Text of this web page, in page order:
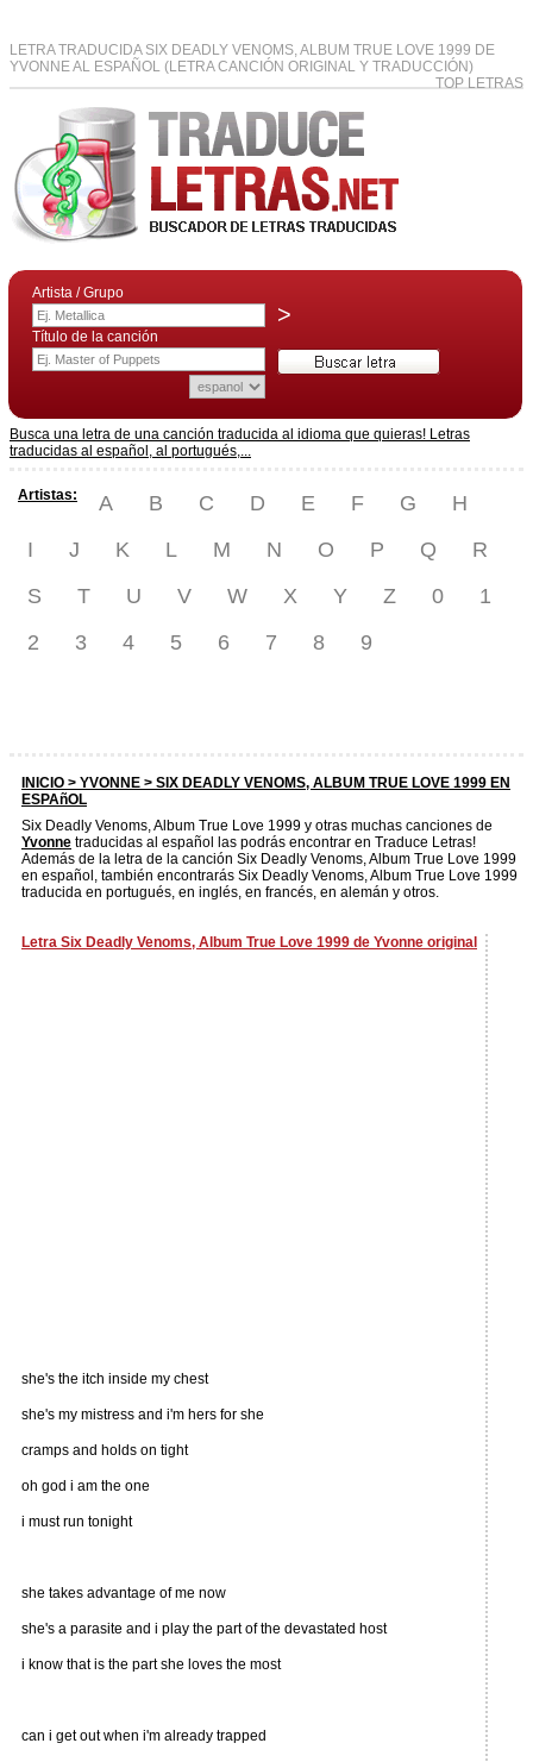
LETRA TRADUCIDA SIX DEADLY VENOMS, ALBUM TRUE LOVE 1999 DE
YVONNE AL ESPAÑOL (LETRA CANCIÓN ORIGINAL Y TRADUCCIÓN)
TOP LETRAS
Artista / Grupo
>
Título de la canción
Busca una letra de una canción traducida al idioma que quieras! Letras
traducidas al español, al portugués,...
Artistas: A B C D E F G
H
I
J K L M N O P Q
R
S
T U V W X Y Z 0
1
2
3 4 5 6 7 8 9
INICIO > YVONNE > SIX DEADLY VENOMS, ALBUM TRUE LOVE 1999 EN
ESPAñOL
Six Deadly Venoms, Album True Love 1999 y otras muchas canciones de
Yvonne traducidas al español las podrás encontrar en Traduce Letras!
Además de la letra de la canción Six Deadly Venoms, Album True Love 1999
en español, también encontrarás Six Deadly Venoms, Album True Love 1999
traducida en portugués, en inglés, en francés, en alemán y otros.
Letra Six Deadly Venoms, Album True Love 1999 de Yvonne original
she's the itch inside my chest
she's my mistress and i'm hers for she
cramps and holds on tight
oh god i am the one
i must run tonight
she takes advantage of me now
she's a parasite and i play the part of the devastated host
i know that is the part she loves the most
can i get out when i'm already trapped